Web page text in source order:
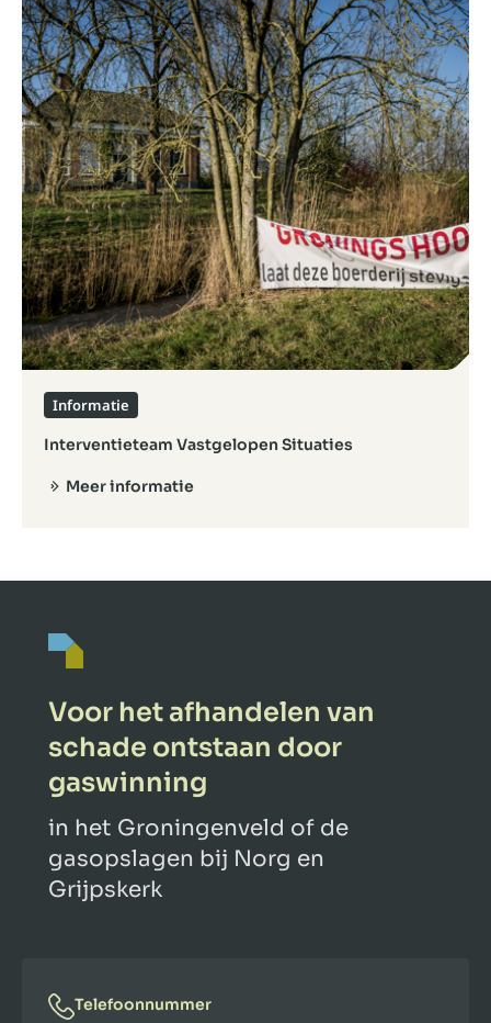
Interventieteam Vastgelopen Situaties
Informatie
Meer informatie
Voor het afhandelen van
schade ontstaan door
gaswinning
in het Groningenveld of de
gasopslagen bij Norg en
Grijpskerk
Telefoonnummer